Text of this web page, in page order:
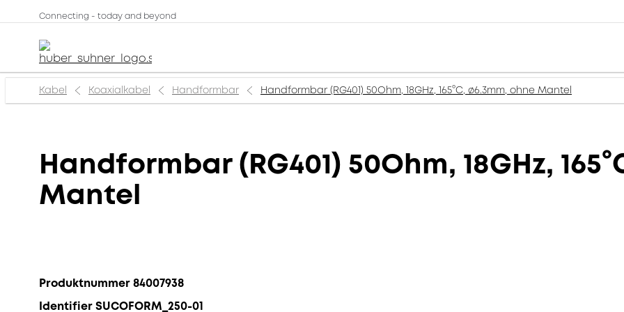
Connecting - today and beyond
Kabel Koaxialkabel Handformbar Handformbar (RG401) 50Ohm, 18GHz, 165°C, ø6.3mm, ohne Mantel
Handformbar (RG401) 50Ohm, 18GHz,
Mantel
Produktnummer 84007938
Identifier SUCOFORM_250-01